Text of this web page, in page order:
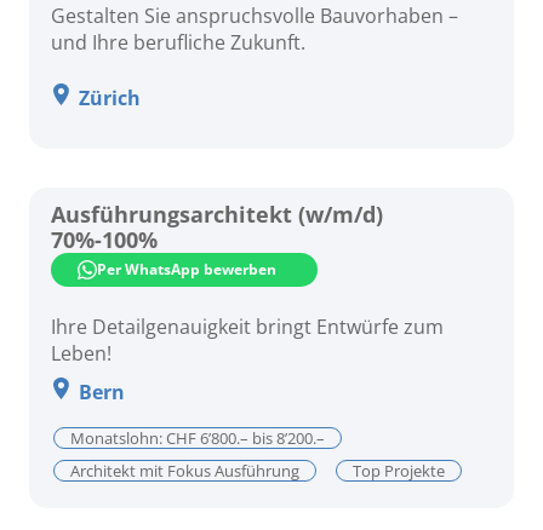
Gestalten Sie anspruchsvolle Bauvorhaben –
und Ihre berufliche Zukunft.
Zürich
Ausführungsarchitekt (w/m/d)
70%-100%
Per WhatsApp bewerben
Ihre Detailgenauigkeit bringt Entwürfe zum
Leben!
Bern
Monatslohn: CHF 6’800.– bis 8’200.–
Architekt mit Fokus Ausführung
Top Projekte